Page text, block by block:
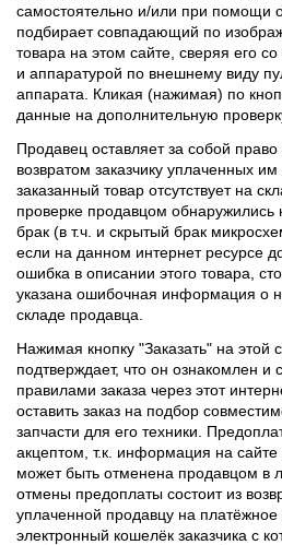
самостоятельно и/или при помощи
подбирает совпадающий по
товара на этом сайте, сверяя его
и аппаратурой по внешнему виду
аппарата. Кликая (нажимая) по
данные на дополнительную
Продавец оставляет за собой
возвратом заказчику уплаченных
заказанный товар отсутствует на
проверке продавцом обнаружились
брак (в т.ч. и скрытый брак
если на данном интернет ресурсе
ошибка в описании этого товара,
указана ошибочная информация о
складе продавца.
Нажимая кнопку "Заказать" на этой
подтверждает, что он ознакомлен и
правилами заказа через этот
оставить заказ на подбор
запчасти для его техники.
акцептом, т.к. информация на
может быть отменена продавцом в
отмены предоплаты состоит из
уплаченной продавцу на платёжное
электронный кошелёк заказчика с